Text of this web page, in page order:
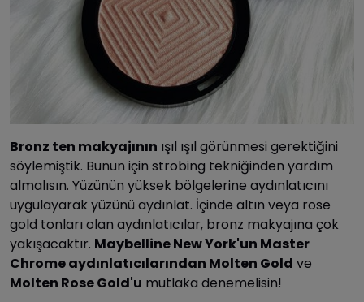
Bronz ten makyajının ışıl ışıl görünmesi gerektiğini
söylemiştik. Bunun için strobing tekniğinden yardım
almalısın. Yüzünün yüksek bölgelerine aydınlatıcını
uygulayarak yüzünü aydınlat. İçinde altın veya rose
gold tonları olan aydınlatıcılar, bronz makyajına çok
yakışacaktır. Maybelline New York'un Master
Chrome aydınlatıcılarından Molten Gold ve
Molten Rose Gold'u mutlaka denemelisin!